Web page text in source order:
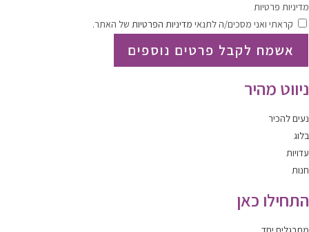
מדיניות פרטיות
קראתי ואני מסכים/ה לתנאי מדיניות הפרטיות של האתר.
אשמח לקבל פרטים נוספים
ניווט מהיר
נעים להכיר
בלוג
עדויות
חנות
התחילו כאן